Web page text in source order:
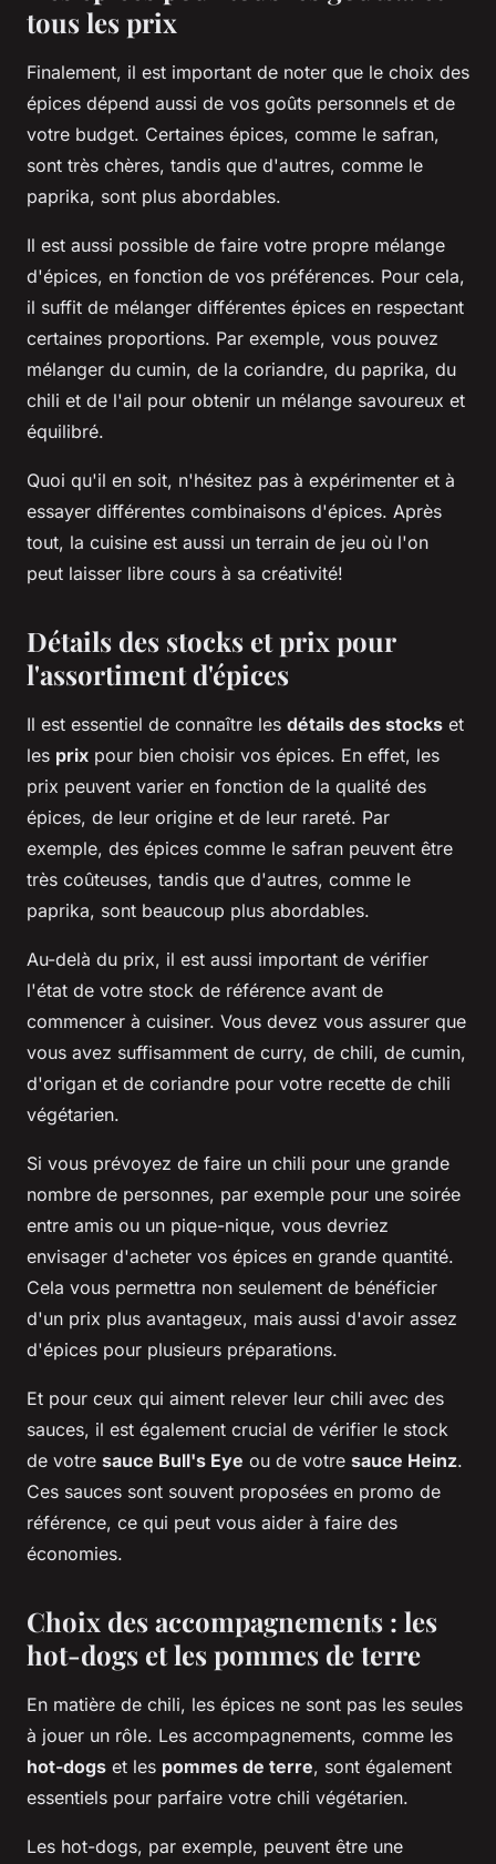
tous les prix
Finalement, il est important de noter que le choix des
épices dépend aussi de vos goûts personnels et de
votre budget. Certaines épices, comme le safran,
sont très chères, tandis que d'autres, comme le
paprika, sont plus abordables.
Il est aussi possible de faire votre propre mélange
d'épices, en fonction de vos préférences. Pour cela,
il suffit de mélanger différentes épices en respectant
certaines proportions. Par exemple, vous pouvez
mélanger du cumin, de la coriandre, du paprika, du
chili et de l'ail pour obtenir un mélange savoureux et
équilibré.
Quoi qu'il en soit, n'hésitez pas à expérimenter et à
essayer différentes combinaisons d'épices. Après
tout, la cuisine est aussi un terrain de jeu où l'on
peut laisser libre cours à sa créativité!
Détails des stocks et prix pour
l'assortiment d'épices
Il est essentiel de connaître les détails des stocks et
les prix pour bien choisir vos épices. En effet, les
prix peuvent varier en fonction de la qualité des
épices, de leur origine et de leur rareté. Par
exemple, des épices comme le safran peuvent être
très coûteuses, tandis que d'autres, comme le
paprika, sont beaucoup plus abordables.
Au-delà du prix, il est aussi important de vérifier
l'état de votre stock de référence avant de
commencer à cuisiner. Vous devez vous assurer que
vous avez suffisamment de curry, de chili, de cumin,
d'origan et de coriandre pour votre recette de chili
végétarien.
Si vous prévoyez de faire un chili pour une grande
nombre de personnes, par exemple pour une soirée
entre amis ou un pique-nique, vous devriez
envisager d'acheter vos épices en grande quantité.
Cela vous permettra non seulement de bénéficier
d'un prix plus avantageux, mais aussi d'avoir assez
d'épices pour plusieurs préparations.
Et pour ceux qui aiment relever leur chili avec des
sauces, il est également crucial de vérifier le stock
de votre sauce Bull's Eye ou de votre sauce Heinz.
Ces sauces sont souvent proposées en promo de
référence, ce qui peut vous aider à faire des
économies.
Choix des accompagnements : les
hot-dogs et les pommes de terre
En matière de chili, les épices ne sont pas les seules
à jouer un rôle. Les accompagnements, comme les
hot-dogs et les pommes de terre, sont également
essentiels pour parfaire votre chili végétarien.
Les hot-dogs, par exemple, peuvent être une